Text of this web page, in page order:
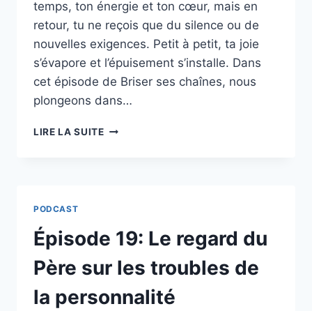
temps, ton énergie et ton cœur, mais en
retour, tu ne reçois que du silence ou de
nouvelles exigences. Petit à petit, ta joie
s’évapore et l’épuisement s’installe. Dans
cet épisode de Briser ses chaînes, nous
plongeons dans…
LIRE LA SUITEÉPISODE
L’INGRATITUDE,
SECRET
JÉSUS
PODCAST
Épisode 19: Le regard du
Père sur les troubles de
la personnalité